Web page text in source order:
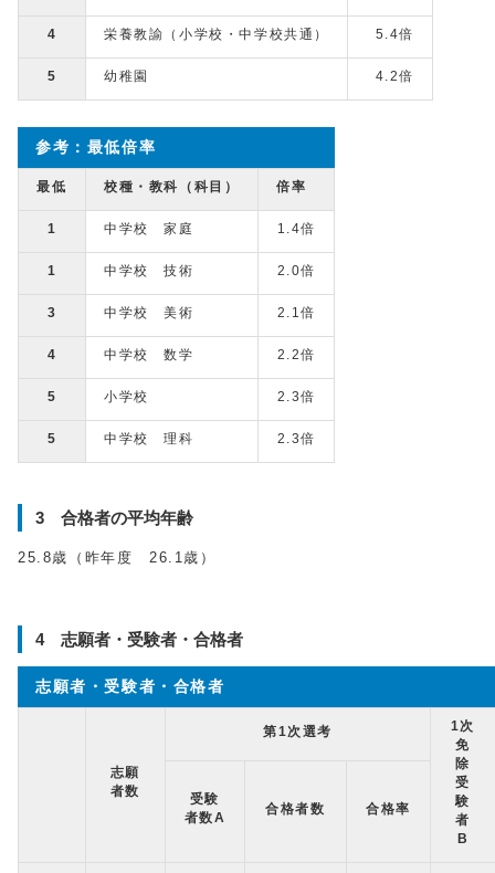
4 栄養教諭（小学校・中学校共通） 5.4倍
5 幼稚園 4.2倍
参考：最低倍率
最低 校種・教科（科目） 倍率
1 中学校 家庭 1.4倍
1 中学校 技術 2.0倍
3 中学校 美術 2.1倍
4 中学校 数学 2.2倍
5 小学校 2.3倍
5 中学校 理科 2.3倍
3 合格者の平均年齢
25.8歳（昨年度 26.1歳）
4 志願者・受験者・合格者
志願者・受験者・合格者
志願
者数
第1次選考
1次
免
除
受
験
者
B
受験
者数A
合格者数 合格率